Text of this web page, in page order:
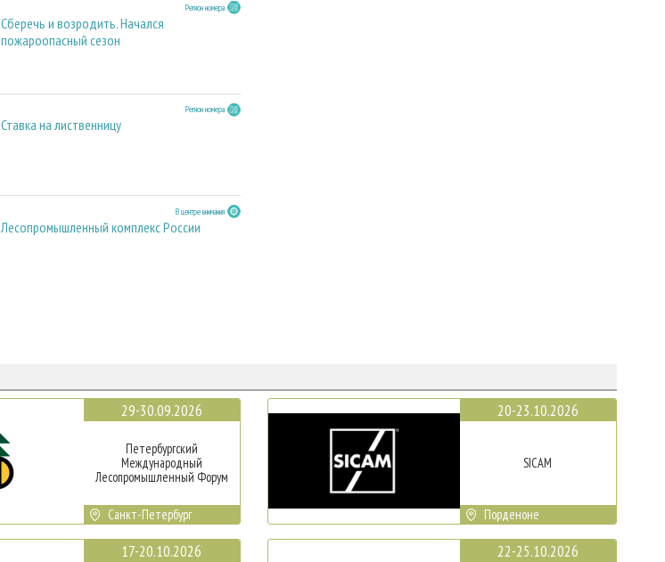
Регион номера
Сберечь и возродить. Начался
пожароопасный сезон
Регион номера
Ставка на лиственницу
В центре внимания
Лесопромышленный комплекс России
29-30.09.2026
Петербургский
Международный
Лесопромышленный Форум
Санкт-Петербург
17-20.10.2026
20-23.10.2026
SICAM
Порденоне
22-25.10.2026